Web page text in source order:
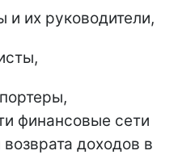
и их руководители,
финансовые сети
доходов в